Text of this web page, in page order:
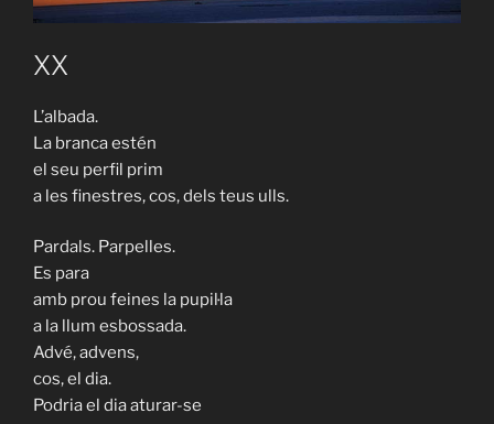
XX
L’albada.
La branca estén
el seu perfil prim
a les finestres, cos, dels teus ulls.
Pardals. Parpelles.
Es para
amb prou feines la pupil·la
a la llum esbossada.
Advé, advens,
cos, el dia.
Podria el dia aturar-se